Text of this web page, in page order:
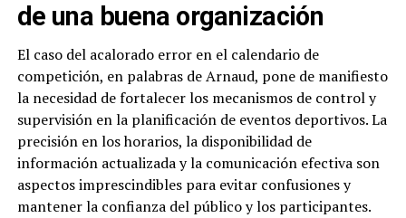
de una buena organización
El caso del acalorado error en el calendario de
competición, en palabras de Arnaud, pone de manifiesto
la necesidad de fortalecer los mecanismos de control y
supervisión en la planificación de eventos deportivos. La
precisión en los horarios, la disponibilidad de
información actualizada y la comunicación efectiva son
aspectos imprescindibles para evitar confusiones y
mantener la confianza del público y los participantes.